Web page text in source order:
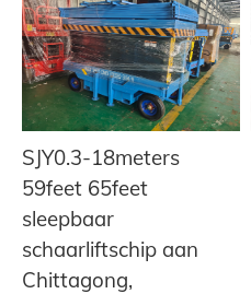
SJY0.3-18meters
59feet 65feet
sleepbaar
schaarliftschip aan
Chittagong,